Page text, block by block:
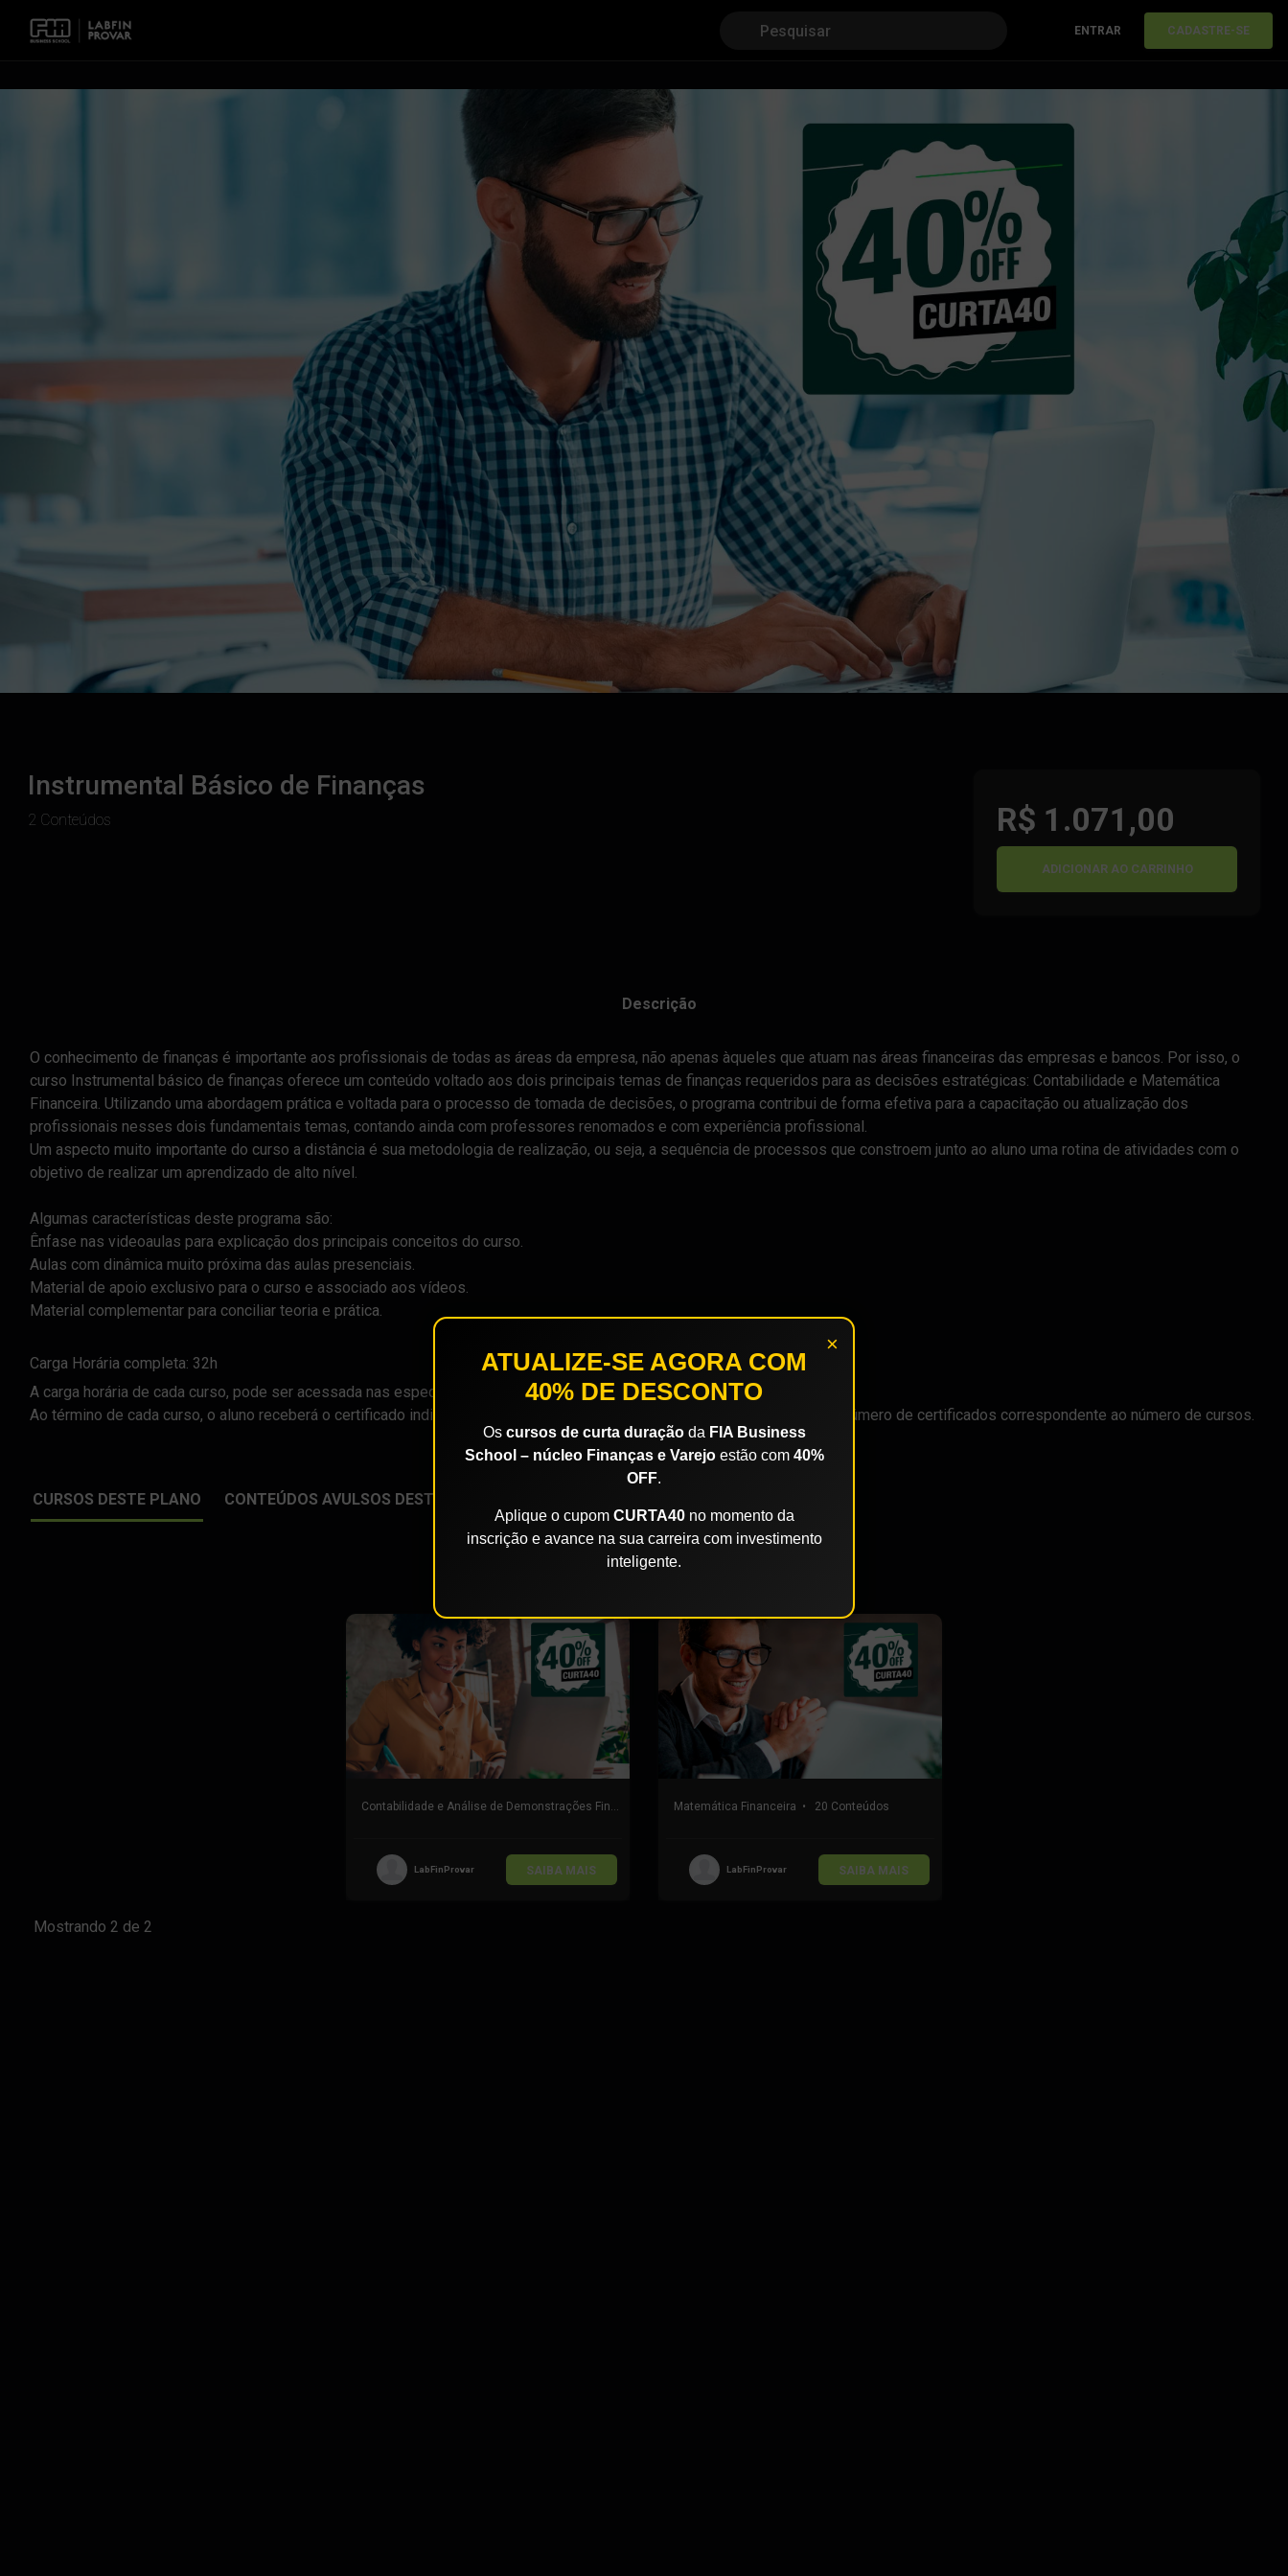
ENTRAR CADASTRE-SE
Voltar
Instrumental Básico de Finanças
2 Conteúdos R$ 1.071,00
ADICIONAR AO CARRINHO
Descrição
O conhecimento de finanças é importante aos profissionais de todas as áreas da empresa, não apenas àqueles que atuam nas áreas financeiras das empresas e bancos. Por isso, o
curso Instrumental básico de finanças oferece um conteúdo voltado aos dois principais temas de finanças requeridos para as decisões estratégicas: Contabilidade e Matemática
Financeira. Utilizando uma abordagem prática e voltada para o processo de tomada de decisões, o programa contribui de forma efetiva para a capacitação ou atualização dos
profissionais nesses dois fundamentais temas, contando ainda com professores renomados e com experiência profissional.
Um aspecto muito importante do curso a distância é sua metodologia de realização, ou seja, a sequência de processos que constroem junto ao aluno uma rotina de atividades com o
objetivo de realizar um aprendizado de alto nível.
Algumas características deste programa são:
Ênfase nas videoaulas para explicação dos principais conceitos do curso.
Aulas com dinâmica muito próxima das aulas presenciais.
Material de apoio exclusivo para o curso e associado aos vídeos.
Material complementar para conciliar teoria e prática.
Carga Horária completa: 32h
A carga horária de cada curso, pode ser acessada nas especificações individuais.
Ao término de cada curso, o aluno receberá o certificado individualmente, sendo assim, ao finalizar o plano o aluno terá o número de certificados correspondente ao número de cursos.
CURSOS DESTE PLANO CONTEÚDOS AVULSOS DESTE PLANO
Contabilidade e Análise de Demonstrações Financeiras 56 Conteúdos
LabFinProvar SAIBA MAIS
Matemática Financeira • 20 Conteúdos
LabFinProvar SAIBA MAIS
Mostrando 2 de 2
×
ATUALIZE-SE AGORA COM
40% DE DESCONTO
Os cursos de curta duraçãoda FIA Business
School – núcleo Finanças e Varejoestão com 40%
OFF.
Aplique o cupom CURTA40no momento da
inscrição e avance na sua carreira com investimento
inteligente.